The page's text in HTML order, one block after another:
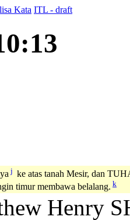
Kata ITL - draft
j ke atas tanah Mesir, dan
timur membawa belalang. k
Henry